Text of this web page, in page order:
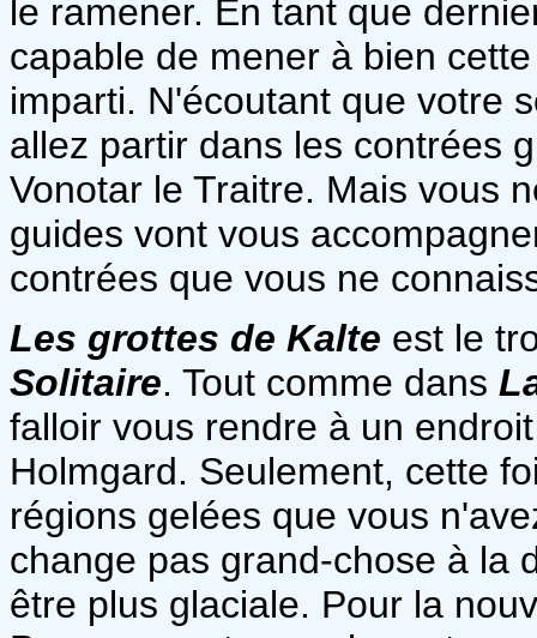
le ramener. En tant que
capable de mener à bien
imparti. N'écoutant que votre
allez partir dans les contrées
Vonotar le Traitre. Mais vous
guides vont vous
contrées que vous ne
Les grottes de Kalte est le
Solitaire. Tout comme dans
falloir vous rendre à un
Holmgard. Seulement, cette
régions gelées que vous
change pas grand-chose à la
être plus glaciale. Pour la